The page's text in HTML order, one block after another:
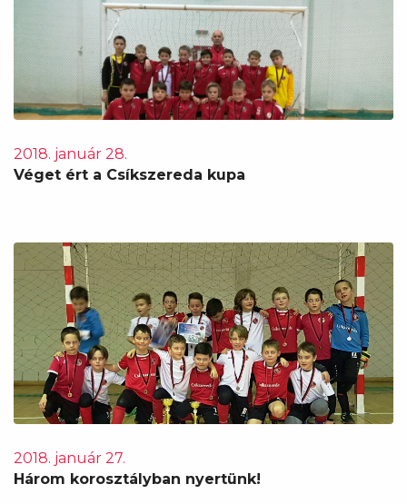
2018. január 28.
Véget ért a Csíkszereda kupa
2018. január 27.
Három korosztályban nyertünk!